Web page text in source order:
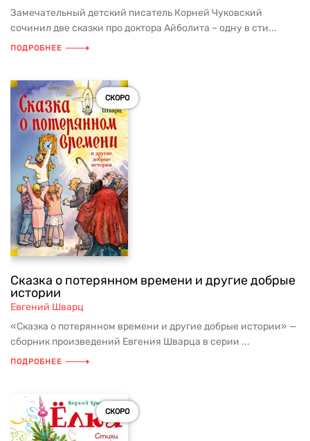
Замечательный детский писатель Корней Чуковский
сочинил две сказки про доктора Айболита – одну в сти...
ПОДРОБНЕЕ
СКОРО
Сказка о потерянном времени и другие добрые
истории
Евгений Шварц
«Сказка о потерянном времени и другие добрые истории» —
сборник произведений Евгения Шварца в серии ...
ПОДРОБНЕЕ
СКОРО